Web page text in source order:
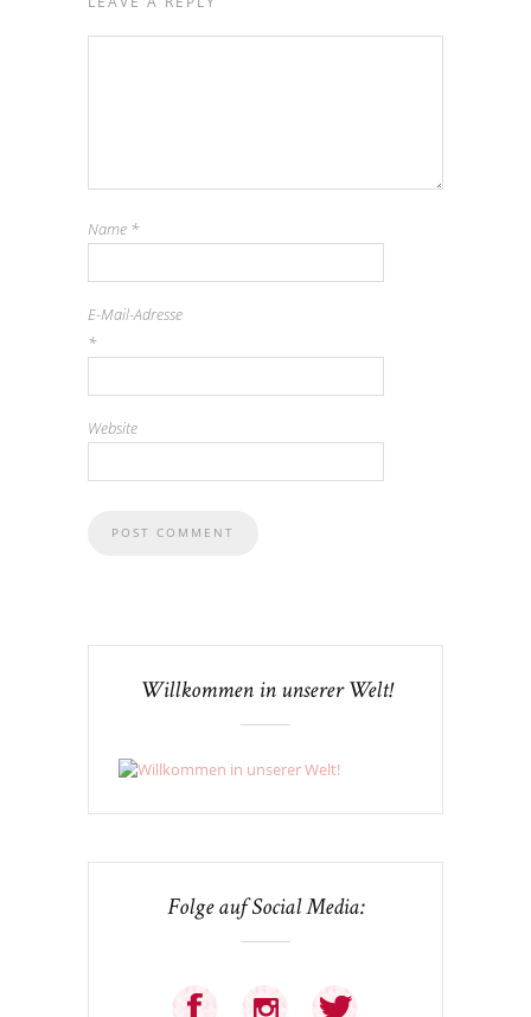
Name *
E-Mail-Adresse
*
Website
Willkommen in unserer Welt!
Folge auf Social Media: